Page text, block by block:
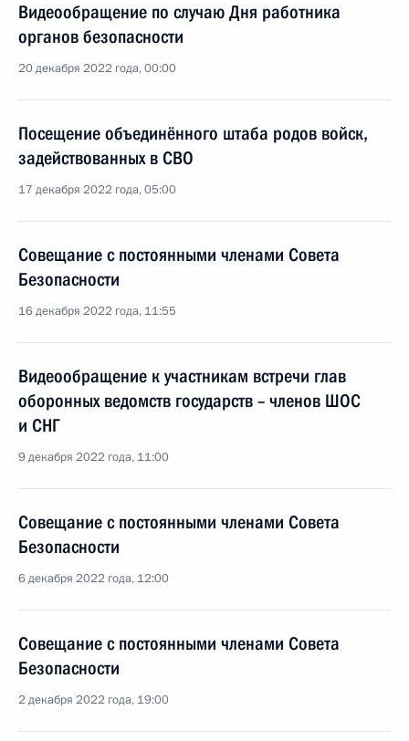
Видеообращение по случаю Дня работника
органов безопасности
20 декабря 2022 года, 00:00
Посещение объединённого штаба родов войск,
задействованных в СВО
17 декабря 2022 года, 05:00
Совещание с постоянными членами Совета
Безопасности
16 декабря 2022 года, 11:55
Видеообращение к участникам встречи глав
оборонных ведомств государств – членов ШОС
и СНГ
9 декабря 2022 года, 11:00
Совещание с постоянными членами Совета
Безопасности
6 декабря 2022 года, 12:00
Совещание с постоянными членами Совета
Безопасности
2 декабря 2022 года, 19:00